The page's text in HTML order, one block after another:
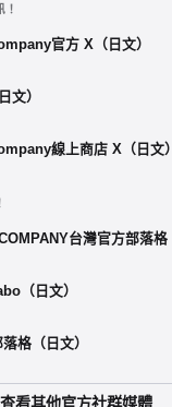
官方 X（日文）
文）
線上商店 X（日文）
台灣官方部落格
（日文）
格（日文）
查看其他官方社群媒體